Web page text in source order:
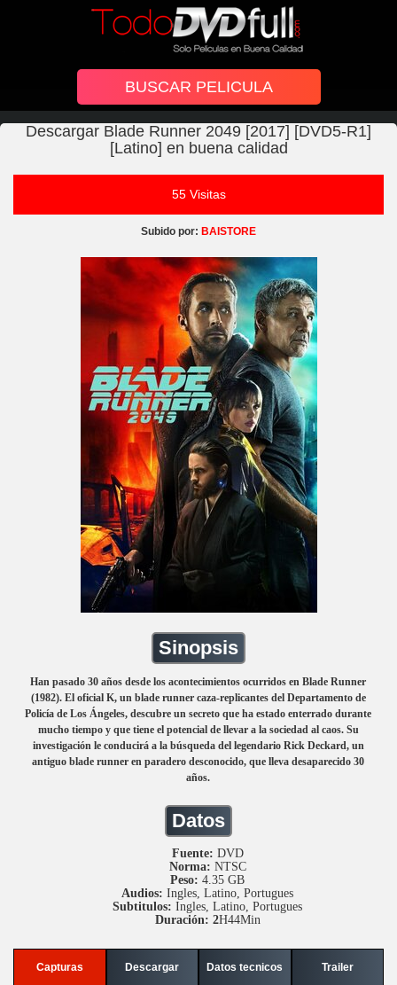
Descargar Blade Runner 2049 [2017] [DVD5-R1]
[Latino] en buena calidad
55 Visitas
Subido por: BAISTORE
Sinopsis
Han pasado 30 años desde los acontecimientos ocurridos en Blade Runner
(1982). El oficial K, un blade runner caza-replicantes del Departamento de
Policía de Los Ángeles, descubre un secreto que ha estado enterrado durante
mucho tiempo y que tiene el potencial de llevar a la sociedad al caos. Su
investigación le conducirá a la búsqueda del legendario Rick Deckard, un
antiguo blade runner en paradero desconocido, que lleva desaparecido 30
años.
Datos
Fuente: DVD
Norma: NTSC
Peso: 4.35 GB
Audios: Ingles, Latino, Portugues
Subtitulos: Ingles, Latino, Portugues
Duración: 2H44Min
Capturas Descargar Datos tecnicos Trailer